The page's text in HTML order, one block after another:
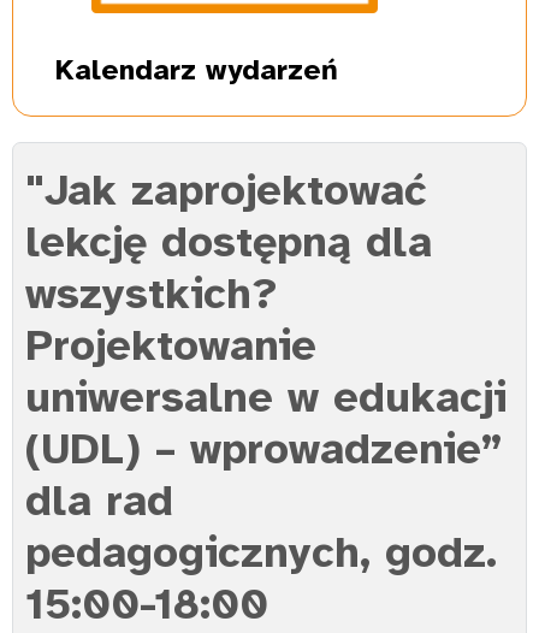
Kalendarz wydarzeń
"Jak zaprojektować
lekcję dostępną dla
wszystkich?
Projektowanie
uniwersalne w edukacji
(UDL) – wprowadzenie”
dla rad
pedagogicznych, godz.
15:00-18:00